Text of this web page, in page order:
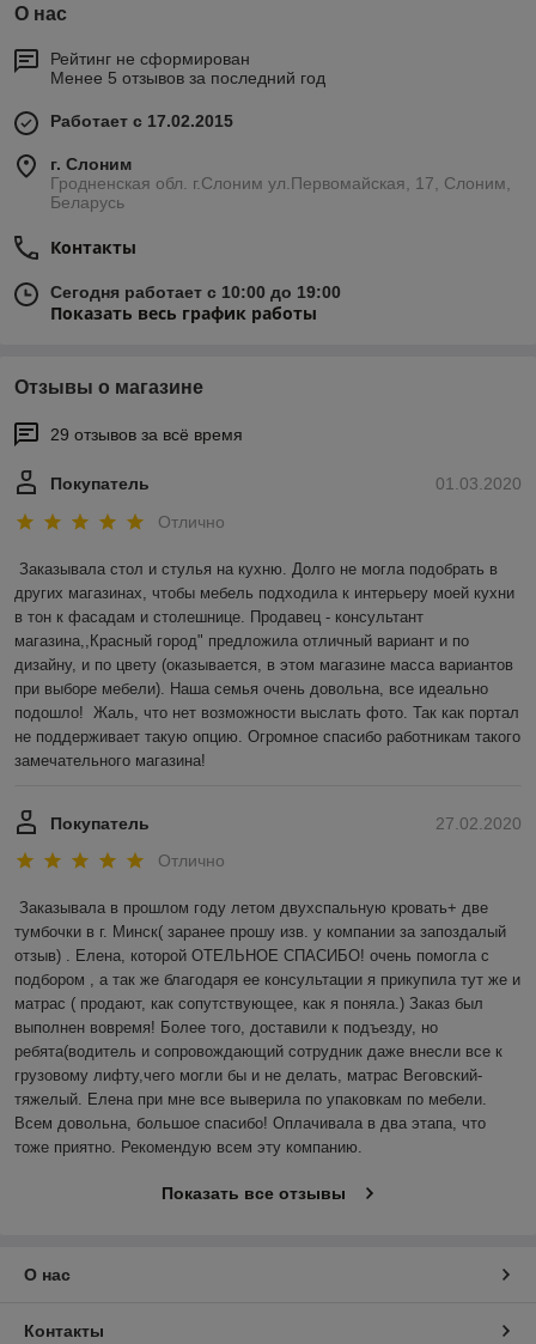
О нас
Рейтинг не сформирован
Менее 5 отзывов за последний год
Работает с 17.02.2015
г. Слоним
Гродненская обл. г.Слоним ул.Первомайская, 17, Слоним,
Беларусь
Контакты
Сегодня работает с 10:00 до 19:00
Показать весь график работы
Отзывы о магазине
29 отзывов за всё время
01.03.2020
Покупатель
Отлично
Заказывала стол и стулья на кухню. Долго не могла подобрать в
других магазинах, чтобы мебель подходила к интерьеру моей кухни
в тон к фасадам и столешнице. Продавец - консультант
магазина,,Красный город" предложила отличный вариант и по
дизайну, и по цвету (оказывается, в этом магазине масса вариантов
при выборе мебели). Наша семья очень довольна, все идеально
подошло!  Жаль, что нет возможности выслать фото. Так как портал
не поддерживает такую опцию. Огромное спасибо работникам такого
замечательного магазина!
27.02.2020
Покупатель
Отлично
Заказывала в прошлом году летом двухспальную кровать+ две
тумбочки в г. Минск( заранее прошу изв. у компании за запоздалый
отзыв) . Елена, которой ОТЕЛЬНОЕ СПАСИБО! очень помогла с
подбором , а так же благодаря ее консультации я прикупила тут же и
матрас ( продают, как сопутствующее, как я поняла.) Заказ был
выполнен вовремя! Более того, доставили к подъезду, но
ребята(водитель и сопровождающий сотрудник даже внесли все к
грузовому лифту,чего могли бы и не делать, матрас Веговский-
тяжелый. Елена при мне все выверила по упаковкам по мебели.
Всем довольна, большое спасибо! Оплачивала в два этапа, что
тоже приятно. Рекомендую всем эту компанию.
Показать все отзывы
О нас
Контакты